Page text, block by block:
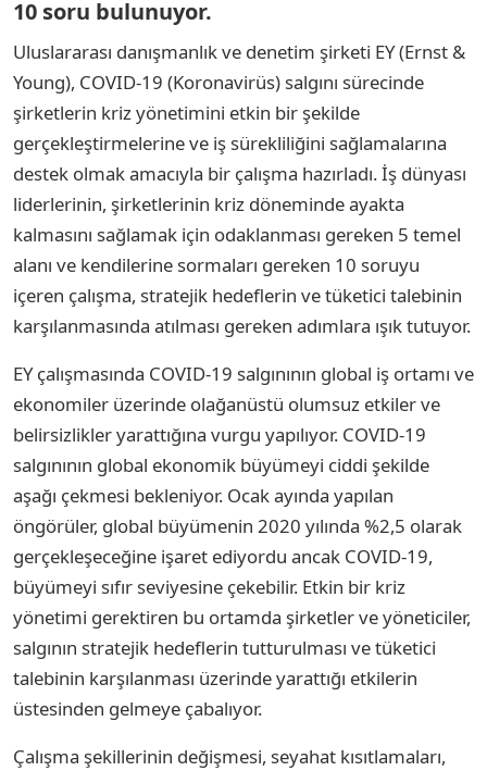
10 soru bulunuyor.
Uluslararası danışmanlık ve denetim şirketi EY (Ernst &
Young), COVID-19 (Koronavirüs) salgını sürecinde
şirketlerin kriz yönetimini etkin bir şekilde
gerçekleştirmelerine ve iş sürekliliğini sağlamalarına
destek olmak amacıyla bir çalışma hazırladı. İş dünyası
liderlerinin, şirketlerinin kriz döneminde ayakta
kalmasını sağlamak için odaklanması gereken 5 temel
alanı ve kendilerine sormaları gereken 10 soruyu
içeren çalışma, stratejik hedeflerin ve tüketici talebinin
karşılanmasında atılması gereken adımlara ışık tutuyor.
EY çalışmasında COVID-19 salgınının global iş ortamı ve
ekonomiler üzerinde olağanüstü olumsuz etkiler ve
belirsizlikler yarattığına vurgu yapılıyor. COVID-19
salgınının global ekonomik büyümeyi ciddi şekilde
aşağı çekmesi bekleniyor. Ocak ayında yapılan
öngörüler, global büyümenin 2020 yılında %2,5 olarak
gerçekleşeceğine işaret ediyordu ancak COVID-19,
büyümeyi sıfır seviyesine çekebilir. Etkin bir kriz
yönetimi gerektiren bu ortamda şirketler ve yöneticiler,
salgının stratejik hedeflerin tutturulması ve tüketici
talebinin karşılanması üzerinde yarattığı etkilerin
üstesinden gelmeye çabalıyor.
Çalışma şekillerinin değişmesi, seyahat kısıtlamaları,